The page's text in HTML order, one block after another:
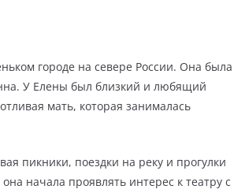
городе на севере России. Она была
У Елены был близкий и любящий
мать, которая занималась
пикники, поездки на реку и прогулки
начала проявлять интерес к театру с